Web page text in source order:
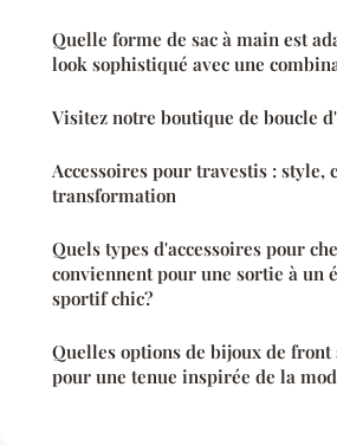
Quelle forme de sac à main est
look sophistiqué avec une
Visitez notre boutique de boucle
Accessoires pour travestis : style,
transformation
Quels types d'accessoires pour
conviennent pour une sortie à un
sportif chic?
Quelles options de bijoux de
pour une tenue inspirée de la